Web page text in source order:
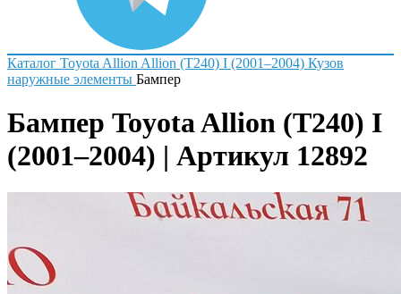
Каталог Toyota Allion Allion (T240) I (2001–2004) Кузов
наружные элементы Бампер
Бампер Toyota Allion (T240) I
(2001–2004) | Артикул 12892